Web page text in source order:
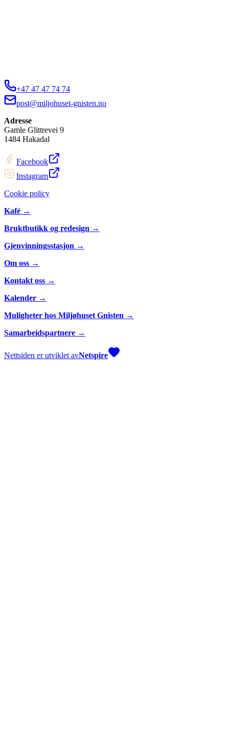
+47 47 47 74 74
post@miljohuset-gnisten.no
Adresse
Gamle Glittrevei 9
1484 Hakadal
Facebook
Instagram
Cookie policy
Kafé →
Bruktbutikk og redesign →
Gjenvinningsstasjon →
Om oss →
Kontakt oss →
Kalender →
Muligheter hos Miljøhuset Gnisten →
Samarbeidspartnere →
Nettsiden er utviklet avNetspire